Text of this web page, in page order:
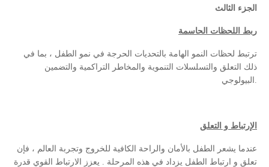
الجزء الثالث
ربط اللحظات الحاسمة
ترتبط لحظات النمو الهامة بالتحديات الحرجة في نمو الطفل ، بما في
ذلك التعلق والتسلسلات التنموية والمخاطر التراكمية والتضمين
الإرتباط و التعلق
عندما يشعر الطفل بالأمان والراحة الكافية للخروج وتجربة العالم ، فإن
تعلق و ارتباط الطفل يزداد في هذه المرحلة . يعزز الارتباط القوي قدرة